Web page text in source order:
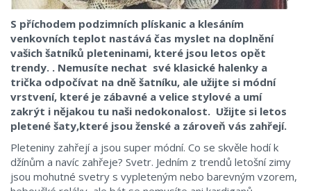
S příchodem podzimních plískanic a klesáním
venkovních teplot nastává čas myslet na doplnění
vašich šatníků pleteninami, které jsou letos opět
trendy. . Nemusíte nechat své klasické halenky a
trička odpočívat na dně šatníku, ale užijte si módní
vrstvení, které je zábavné a velice stylové a umí
zakrýt i nějakou tu naši nedokonalost. Užijte si letos
pletené šaty,které jsou ženské a zároveň vás zahřejí.
Pleteniny zahřejí a jsou super módní. Co se skvěle hodí k
džínům a navíc zahřeje? Svetr. Jedním z trendů letošní zimy
jsou mohutné svetry s vypleteným nebo barevným vzorem,